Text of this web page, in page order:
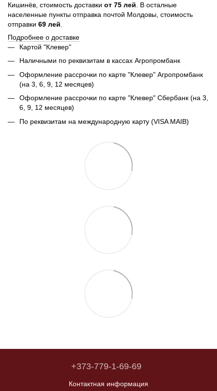
Кишинёв, стоимость доставки от 75 лей . В осталные
населенные пункты отправка почтой Молдовы, стоимость
отправки 69 лей
Подробнее о доставке
Картой "Клевер"
Наличными по реквизитам в кассах Агропромбанк
Оформление рассрочки по карте "Клевер" Агропромбанк
(на 3, 6, 9, 12 месяцев)
Оформление рассрочки по карте "Клевер" Сбербанк (на 3,
6, 9, 12 месяцев)
По реквизитам на международную карту (VISA MAIB)
+373-779-1-69-69
Контактная информация